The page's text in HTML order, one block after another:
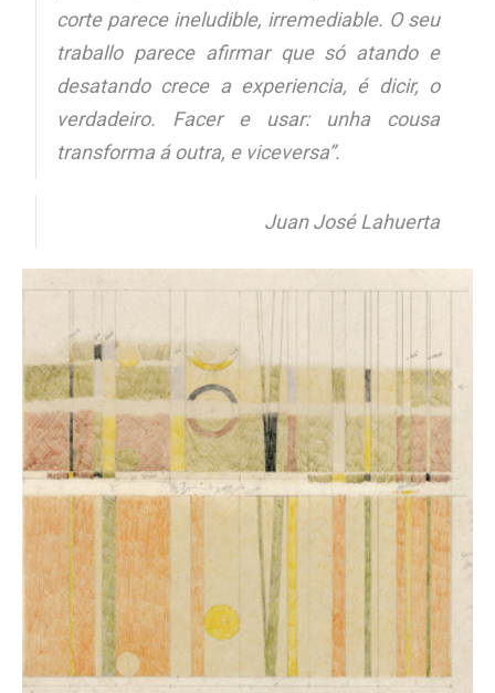
corte parece ineludible, irremediable. O seu
traballo parece afirmar que só atando e
desatando crece a experiencia, é dicir, o
verdadeiro. Facer e usar: unha cousa
transforma á outra, e viceversa”.
Juan José Lahuerta